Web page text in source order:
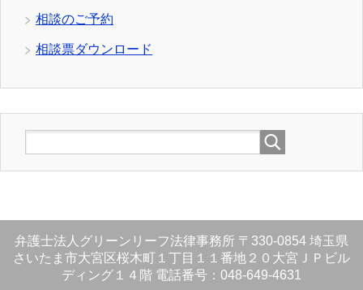
相談のご予約
相談票ダウンロード
弁護士法人グリーンリーフ法律事務所 〒330-0854 埼玉県
さいたま市大宮区桜木町１丁目１１番地２０大宮ＪＰビル
ディング１４階 電話番号：048-649-4631